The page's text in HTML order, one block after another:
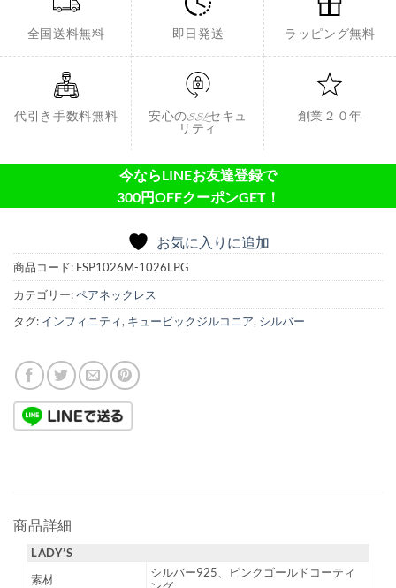
全国送料無料 即日発送 ラッピング無料
代引き手数料無料
安心のSSLセキュ
リティ
創業２０年
今ならLINEお友達登録で
300円OFFクーポンGET！
お気に入りに追加
商品コード: FSP1026M-1026LPG
カテゴリー:ペアネックレス
タグ: インフィニティ, キュービックジルコニア, シルバー
商品詳細
LADY’S
素材
シルバー925、ピンクゴールドコーティ